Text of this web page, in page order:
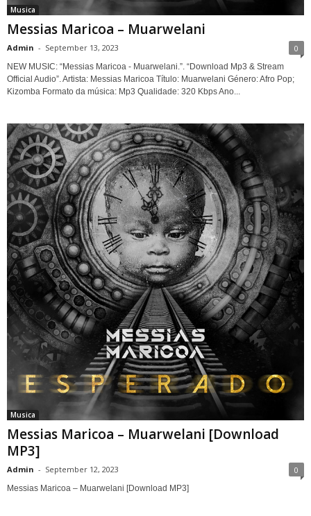
Musica
Messias Maricoa – Muarwelani
Admin - September 13, 2023 0
NEW MUSIC: “Messias Maricoa - Muarwelani.”. “Download Mp3 & Stream
Official Audio”. Artista: Messias Maricoa Título: Muarwelani Género: Afro Pop;
Kizomba Formato da música: Mp3 Qualidade: 320 Kbps Ano...
Musica
Messias Maricoa – Muarwelani [Download
MP3]
Admin - September 12, 2023 0
Messias Maricoa – Muarwelani [Download MP3]